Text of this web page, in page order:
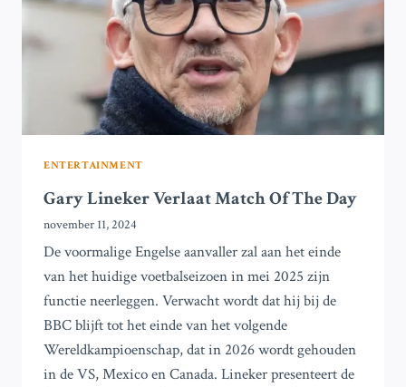
CELEBRITY-
JUNGLE
ENTERTAINMENT
Gary Lineker Verlaat Match Of The Day
november 11, 2024
De voormalige Engelse aanvaller zal aan het einde
van het huidige voetbalseizoen in mei 2025 zijn
functie neerleggen. Verwacht wordt dat hij bij de
BBC blijft tot het einde van het volgende
Wereldkampioenschap, dat in 2026 wordt gehouden
in de VS, Mexico en Canada. Lineker presenteert de